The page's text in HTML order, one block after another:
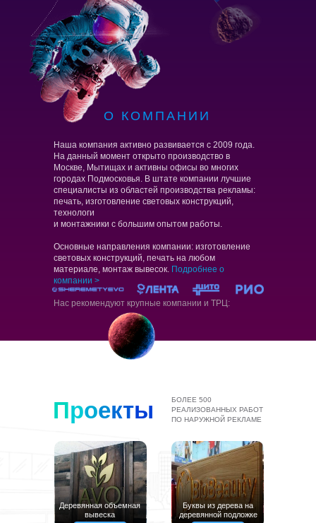
Наша компания активно развивается с 2009 года.
На данный момент открыто производство в
Москве, Мытищах и активны офисы во многих
городах Подмосковья. В штате компании лучшие
специалисты из областей производства рекламы:
печать, изготовление световых конструкций,
технологи
и монтажники с большим опытом работы.
Основные направления компании: изготовление
световых конструкций, печать на любом
материале, монтаж вывесок. Подробнее о
компании >
Нас рекомендуют крупные компании и ТРЦ:
О КОМПАНИИ
Проекты
БОЛЕЕ 500
РЕАЛИЗОВАННЫХ РАБОТ
ПО НАРУЖНОЙ РЕКЛАМЕ
Деревянная объемная
вывеска
Буквы из дерева на
деревянной подложке
Понравились реализованные проекты, хотите
получить подборку проектов по различным
направлениям и типу подсветки?